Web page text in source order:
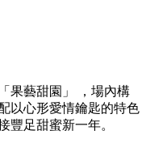
果藝甜園」 ，場內構
以心形愛情鑰匙的特色
豐足甜蜜新一年。